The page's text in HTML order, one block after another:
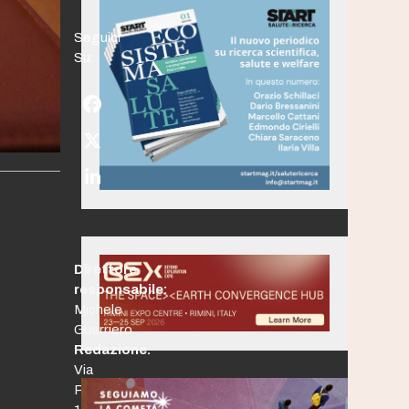
Seguici
Su:
Facebook
Twitter
(deprecated)
LinkedIn
Direttore
responsabile:
Michele
Guerriero
Redazione:
Via
Po,